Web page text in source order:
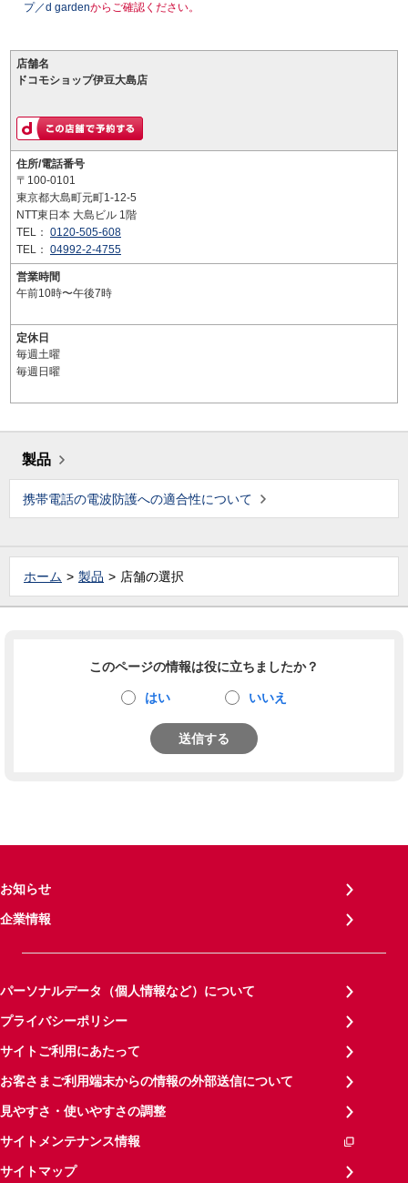
プ／d gardenからご確認ください。
店舗名
ドコモショップ伊豆大島店
住所/電話番号
〒100-0101
東京都大島町元町1-12-5
NTT東日本 大島ビル 1階
TEL： 0120-505-608
TEL： 04992-2-4755
営業時間
午前10時〜午後7時
定休日
毎週土曜
毎週日曜
製品
携帯電話の電波防護への適合性について
ホーム 製品 店舗の選択
このページの情報は役に立ちましたか？
はい いいえ
送信する
お知らせ
企業情報
パーソナルデータ（個人情報など）について
プライバシーポリシー
サイトご利用にあたって
お客さまご利用端末からの情報の外部送信について
見やすさ・使いやすさの調整
サイトメンテナンス情報
サイトマップ